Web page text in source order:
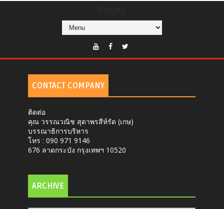
CONTACT COMPANY
ติดต่อ
คุณ วรรณวณิช สุดาพรสีห์รัด (เกษ)
บรรณาธิการบริหาร
โทร : 090 971 9146
676 ลาดกระบัง กรุงเทพฯ 10520
ARCHIVE